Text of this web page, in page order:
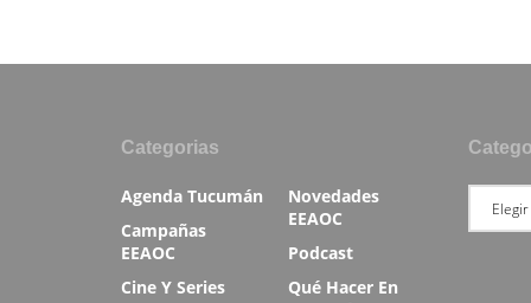
Categorias
Agenda Tucumán
Campañas
EEAOC
Cine Y Series
Novedades
EEAOC
Podcast
Qué Hacer En